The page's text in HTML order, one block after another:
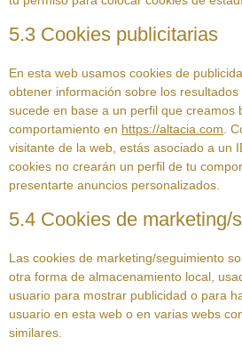
5.3 Cookies publicitarias
En esta web usamos cookies de
obtener información sobre los
sucede en base a un perfil que creamos
comportamiento en https://altacia.com .
visitante de la web, estás asociado a un
cookies no crearán un perfil de tu
presentarte anuncios personalizados.
5.4 Cookies de marketing/
Las cookies de marketing/seguimiento
otra forma de almacenamiento local,
usuario para mostrar publicidad o para
usuario en esta web o en varias webs
similares.